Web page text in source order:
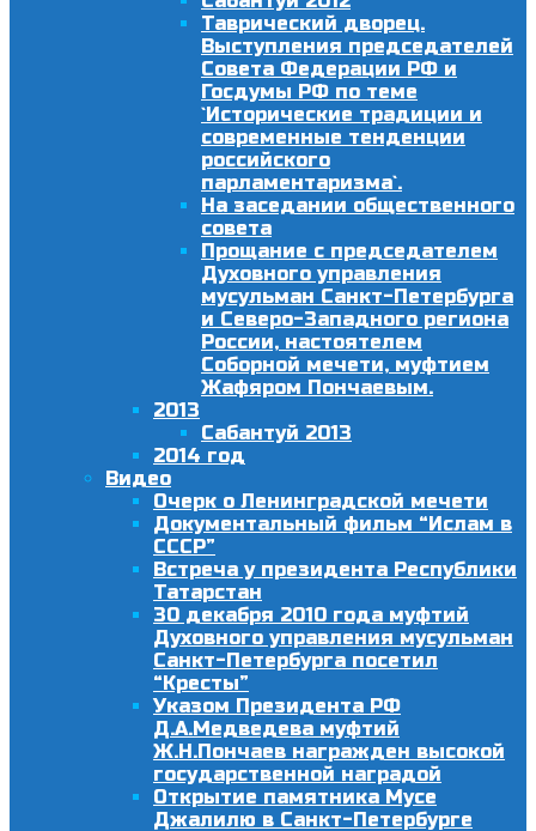
Таврический дворец.
Выступления председателей
Совета Федерации РФ и
Госдумы РФ по теме
`Исторические традиции и
современные тенденции
российского
парламентаризма`.
На заседании общественного
совета
Прощание с председателем
Духовного управления
мусульман Санкт-Петербурга
и Северо-Западного региона
России, настоятелем
Соборной мечети, муфтием
Жафяром Пончаевым.
2013
Сабантуй 2013
2014 год
Видео
Очерк о Ленинградской мечети
Документальный фильм “Ислам в
СССР”
Встреча у президента Республики
Татарстан
30 декабря 2010 года муфтий
Духовного управления мусульман
Санкт-Петербурга посетил
“Кресты”
Указом Президента РФ
Д.А.Медведева муфтий
Ж.Н.Пончаев награжден высокой
государственной наградой
Открытие памятника Мусе
Джалилю в Санкт-Петербурге